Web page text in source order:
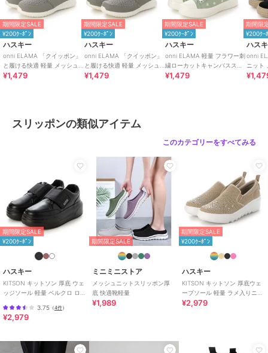
期間限定SALE
¥200ｸｰﾎﾟﾝ
ハスキー
onni ELAMA 「クイッポン」
と履ける快適 軽量 メッシュ
レースアップカジュアルスニ
¥1,479
期間限定SALE
¥200ｸｰﾎﾟﾝ
ハスキー
onni ELAMA 「クイッポン」
と履ける快適 軽量 メッシュ
カジュアルスリッポン
¥1,479
期間限定SALE
¥200ｸｰﾎﾟﾝ
ハスキー
onni ELAMA 軽量 フラワー刺
繍ローカットキャンバススニ
ーカー
¥1,479
期間限
¥200ｸｰ
ハス
onni
ニット
ットシ
スリッポンの類似アイテム
このカテゴリーをすべてみる
期間限定SALE
¥200ｸｰﾎﾟﾝ
ハスキー
KITSON キットソン 厚底 ウェ
ッジソール 軽量 ベルクロ ロー
3.75 （4件）
¥2,979
期間限定SALE
ミニミニストア
メッシュニットスリッポン厚
底 快適靴軽量
¥1,989
期間限定SALE
¥200ｸｰﾎﾟﾝ
ハスキー
KITSON キットソン 厚底ウェ
ーブソール 軽量 ラメ入りニッ
ト スリッポン
¥2,979